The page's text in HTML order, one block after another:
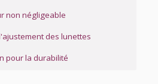
non négligeable
des lunettes
pour la durabilité